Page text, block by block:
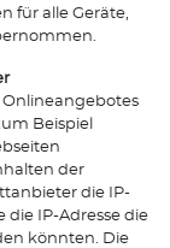
für alle Geräte,
Onlineangebotes
Beispiel
der
die IP-
die IP-Adresse die
könnten. Die